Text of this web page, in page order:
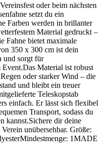
oder beim nächsten
setzt du ein
Farben werden in brillanter
Material gedruckt –
Fahne bietet maximale
350 x 300 cm ist dein
und sorgt für
Material ist robust
oder starker Wind – die
und bleibt ein treuer
Teleskopstab
einfach. Er lässt sich flexibel
Transport, sodass du
kannst.Sichere dir deine
unübersehbar. Größe:
1MADE